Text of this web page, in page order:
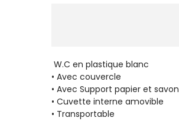
W.C en plastique blanc
• Avec couvercle
• Avec Support papier et savon
• Cuvette interne amovible
• Transportable